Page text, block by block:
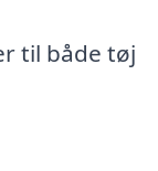
til både tøj